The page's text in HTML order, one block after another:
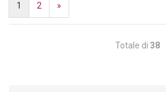
1 2 »
Totale di 38